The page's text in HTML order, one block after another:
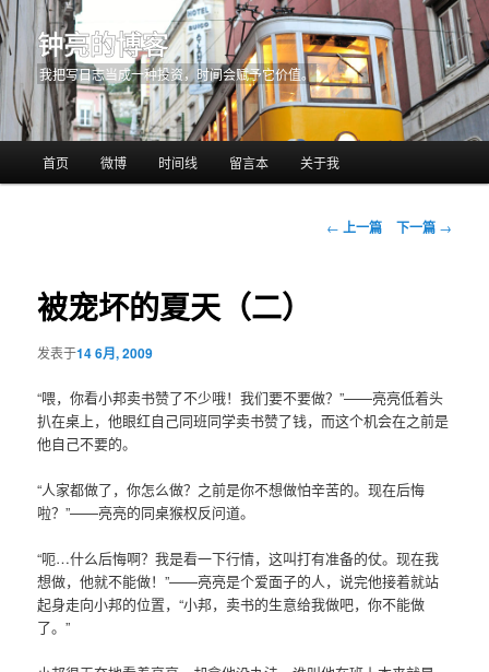
钟亮的博客
我把写日志当成一种投资，时间会赋予它价值。
跳
内
容
区
域
首页 微博 时间线 留言本 关于我
文
← 上一篇 下一篇 →
被宠坏的夏天（二）
发表于14 6月, 2009
“喂，你看小邦卖书赞了不少哦！我们要不要做？”——亮亮低着头
扒在桌上，他眼红自己同班同学卖书赞了钱，而这个机会在之前是
他自己不要的。
“人家都做了，你怎么做？之前是你不想做怕辛苦的。现在后悔
啦？”——亮亮的同桌猴权反问道。
“呃…什么后悔啊？我是看一下行情，这叫打有准备的仗。现在我
想做，他就不能做！”——亮亮是个爱面子的人，说完他接着就站
起身走向小邦的位置，“小邦，卖书的生意给我做吧，你不能做
了。”